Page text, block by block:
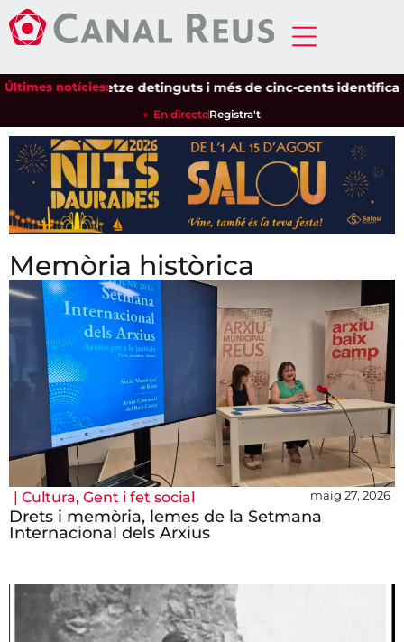
Últimes notícies:
Setze detinguts i més de cinc-cents identificats en un
En directeRegistra't
Memòria històrica
| Cultura, Gent i fet social maig 27, 2026
Drets i memòria, lemes de la Setmana
Internacional dels Arxius